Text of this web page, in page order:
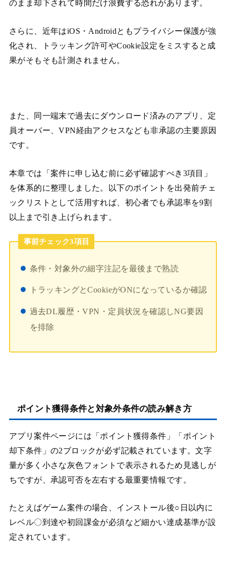
のまま却下されて時間だけ浪費する恐れがあります。
さらに、近年はiOS・Androidともプライバシー保護が強
化され、トラッキング許可やCookie設定をミスすると成
果がそもそも計測されません。
また、同一端末で過去にダウンロード済みのアプリ、定
員オーバー、VPN経由アクセスなども非承認の主要原因
です。
本章では「案件に申し込む前に必ず確認すべき3項目」
を体系的に整理しました。以下のポイントを出発前チェ
ックリストとして活用すれば、初心者でも承認率を9割
以上まで引き上げられます。
事前チェック3項目
条件・対象外の細字注記を最後まで熟読
トラッキングとCookieがONになっているか確認
過去DL履歴・VPN・定員状況を確認しNG要因
を排除
ポイント獲得条件と対象外条件の読み解き方
アプリ案件ページには「ポイント獲得条件」「ポイント
却下条件」の2ブロックが必ず記載されています。文字
量が多く小さな灰色フォントで表示されるため見逃しが
ちですが、承認可否を左右する最重要情報です。
たとえばゲーム案件の場合、インストール後○日以内に
レベル〇到達や初回課金が必須など細かい達成基準が設
定されています。